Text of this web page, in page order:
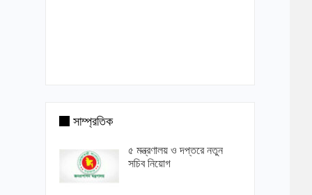
সাম্প্রতিক
৫ মন্ত্রণালয় ও দপ্তরে নতুন
সচিব নিয়োগ